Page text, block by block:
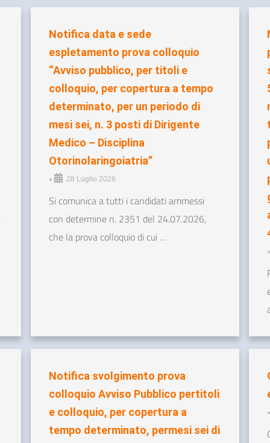
Notifica data e sede
espletamento prova colloquio
“Avviso pubblico, per titoli e
colloquio, per copertura a tempo
determinato, per un periodo di
mesi sei, n. 3 posti di Dirigente
Medico – Disciplina
Otorinolaringoiatria”
• 28 Luglio 2026
Si comunica a tutti i candidati ammessi
con determine n. 2351 del 24.07.2026,
che la prova colloquio di cui …
•
Notifica svolgimento prova
colloquio Avviso Pubblico pertitoli
e colloquio, per copertura a
tempo determinato, permesi sei di
•